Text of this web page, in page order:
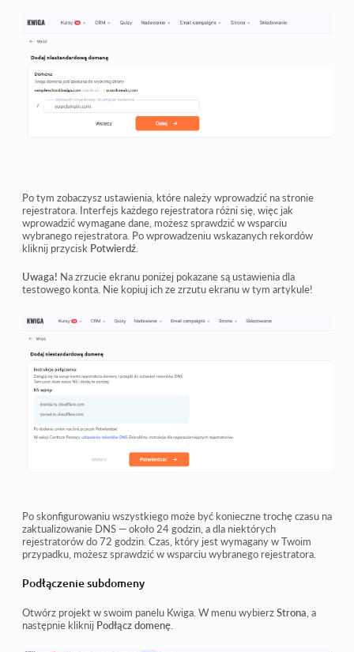
Po tym zobaczysz ustawienia, które należy wprowadzić na stronie
rejestratora. Interfejs każdego rejestratora różni się, więc jak
wprowadzić wymagane dane, możesz sprawdzić w wsparciu
wybranego rejestratora. Po wprowadzeniu wskazanych rekordów
kliknij przycisk Potwierdź
Uwaga! Na zrzucie ekranu poniżej pokazane są ustawienia dla
testowego konta. Nie kopiuj ich ze zrzutu ekranu w tym artykule!
Po skonfigurowaniu wszystkiego może być konieczne trochę czasu na
zaktualizowanie DNS — około 24 godzin, a dla niektórych
rejestratorów do 72 godzin. Czas, który jest wymagany w Twoim
przypadku, możesz sprawdzić w wsparciu wybranego rejestratora.
Podłączenie subdomeny
Otwórz projekt w swoim panelu Kwiga. W menu wybierzStrona , a
następnie kliknij Podłącz domenę